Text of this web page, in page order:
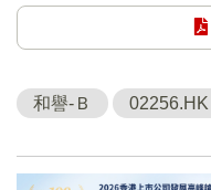
和譽-Ｂ 02256.HK